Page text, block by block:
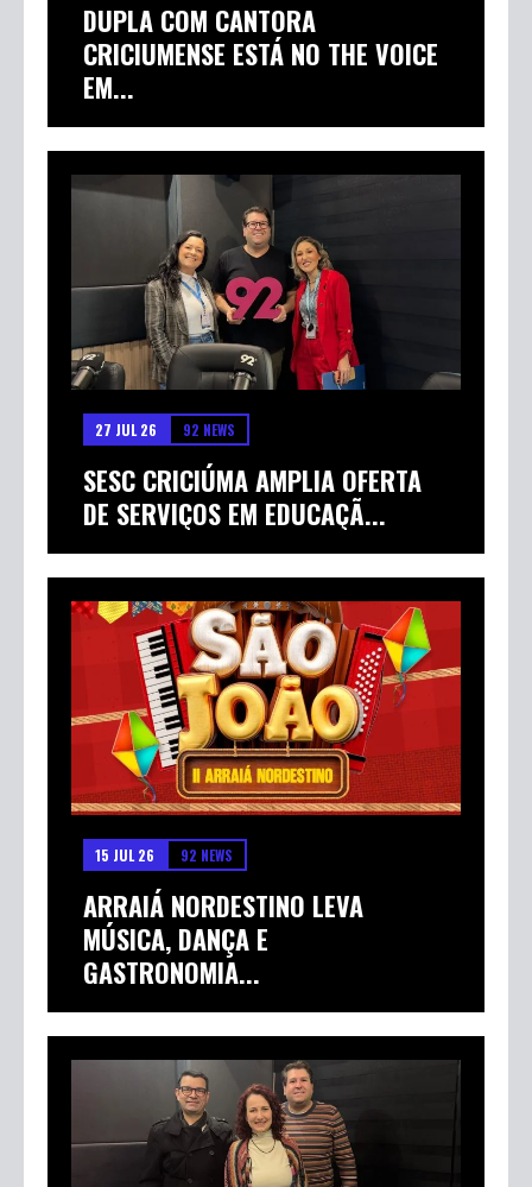
DUPLA COM CANTORA
CRICIUMENSE ESTÁ NO THE VOICE
EM...
27 JUL 26 92 NEWS
SESC CRICIÚMA AMPLIA OFERTA
DE SERVIÇOS EM EDUCAÇÃ...
15 JUL 26 92 NEWS
ARRAIÁ NORDESTINO LEVA
MÚSICA, DANÇA E
GASTRONOMIA...